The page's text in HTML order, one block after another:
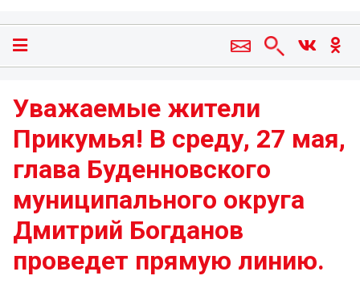
Уважаемые жители
Прикумья! В среду, 27 мая,
глава Буденновского
муниципального округа
Дмитрий Богданов
проведет прямую линию.